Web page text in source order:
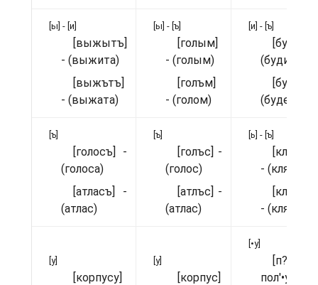
[ы] - [и]
[выжытъ]
- (выжита)
[выжътъ]
- (выжата)
[ы] - [ъ]
[голым]
- (голым)
[голъм]
- (голом)
[и] - [ъ]
(будите)
(будете)
[ъ]
[голосъ] -
(голоса)
[атласъ] -
(атлас)
[ъ]
[голъс] -
(голос)
[атлъс] -
(атлас)
[ь] - [ъ]
- (клячами)
- (клячами)
[у]
[корпусу]
[у]
[корпус]
[•у]
[п?